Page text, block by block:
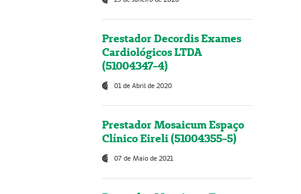
Prestador Decordis Exames
Cardiológicos LTDA
(51004347-4)
01 de Abril de 2020
Prestador Mosaicum Espaço
Clínico Eireli (51004355-5)
07 de Maio de 2021